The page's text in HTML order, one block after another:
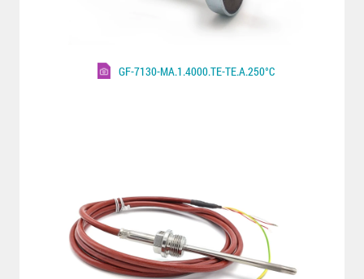
GF-7130-MA.1.4000.TE-TE.A.250°C